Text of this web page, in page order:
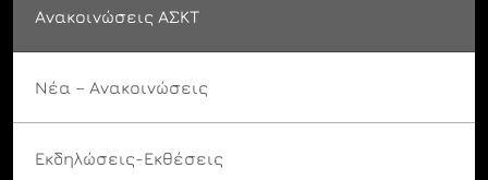
Ανακοινώσεις ΑΣΚΤ
Νέα – Ανακοινώσεις
Εκδηλώσεις-Εκθέσεις